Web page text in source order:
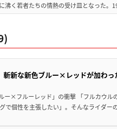
沸く若者たちの情熱の受け皿となった
新な新色ブルー×レッドが加わっ
ー×フルーレッド」の衝撃 「フルカウル
で個性を主張したい」。そんなライダー